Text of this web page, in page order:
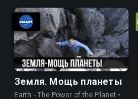
Земля. Мощь планеты
Earth - The Power of the Planet •